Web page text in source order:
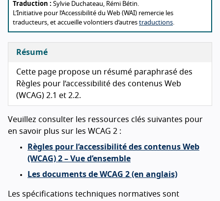
Traduction : Sylvie Duchateau, Rémi Bétin.
L’Initiative pour l’Accessibilité du Web (WAI) remercie les
traducteurs, et accueille volontiers d’autres traductions.
Résumé
Cette page propose un résumé paraphrasé des
Règles pour l’accessibilité des contenus Web
(WCAG) 2.1 et 2.2.
Veuillez consulter les ressources clés suivantes pour
en savoir plus sur les WCAG 2 :
Règles pour l’accessibilité des contenus Web
(WCAG) 2 – Vue d’ensemble
Les documents de WCAG 2 (en anglais)
Les spécifications techniques normatives sont